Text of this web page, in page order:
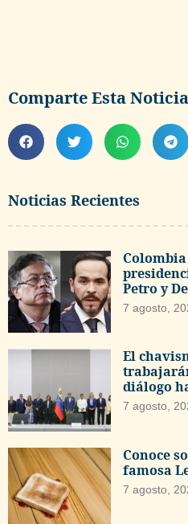
Noticias Recientes
Petro y
7 agosto,
El
diálogo
7 agosto,
Conoce
famosa
7 agosto,
Comparte Esta